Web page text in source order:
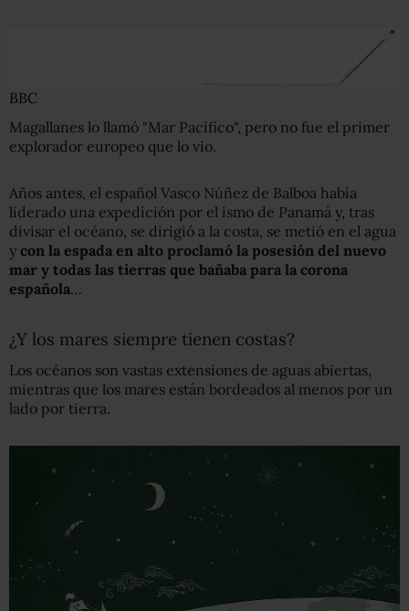
BBC
Magallanes lo llamó "Mar Pacífico", pero no fue el primer
explorador europeo que lo vio.
Años antes, el español Vasco Núñez de Balboa había
liderado una expedición por el ismo de Panamá y, tras
divisar el océano, se dirigió a la costa, se metió en el agua
y con la espada en alto proclamó la posesión del nuevo
mar y todas las tierras que bañaba para la corona
española…
¿Y los mares siempre tienen costas?
Los océanos son vastas extensiones de aguas abiertas,
mientras que los mares están bordeados al menos por un
lado por tierra.